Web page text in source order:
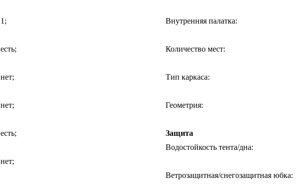
1;
есть;
нет;
нет;
есть;
нет;
Внутренняя палатка:
Количество мест:
Тип каркаса:
Геометрия:
Защита
Водостойкость тента/дна:
Ветрозащитная/снегозащитная юбка: